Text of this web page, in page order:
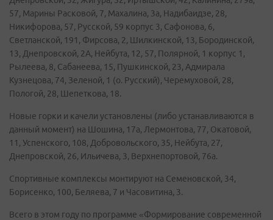
57, Марины Расковой, 7, Махалина, 3а, Надибаидзе, 28,
Никифорова, 57, Русской, 59 корпус 3, Сафонова, 6,
Светланской, 191, Фирсова, 2, Шилкинской, 13, Бородинской,
13, Днепровской, 2А, Нейбута, 12, 57, Полярной, 1 корпус 1,
Рылеева, 8, Сабанеева, 15, Пушкинской, 23, Адмирала
Кузнецова, 74, Зеленой, 1 (о. Русский), Черемуховой, 28,
Пологой, 28, Шепеткова, 18.
Новые горки и качели установлены (либо устанавливаются в
данный момент) на Шошина, 17а, Лермонтова, 77, Окатовой,
11, Успенского, 108, Добровольского, 35, Нейбута, 27,
Днепровской, 26, Ильичева, 3, Верхнепортовой, 76а.
Спортивные комплексы монтируют на Семеновской, 34,
Борисенко, 100, Беляева, 7 и Часовитина, 3.
Всего в этом году по программе «Формирование современной